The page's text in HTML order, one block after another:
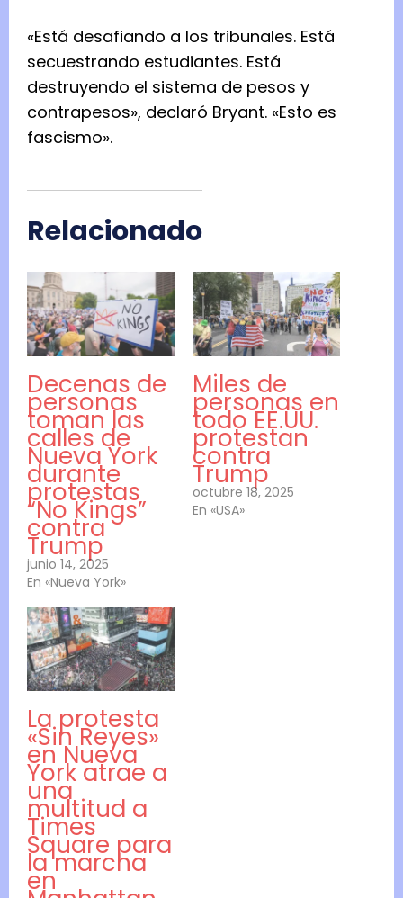
«Está desafiando a los tribunales. Está
secuestrando estudiantes. Está
destruyendo el sistema de pesos y
contrapesos», declaró Bryant. «Esto es
fascismo».
Relacionado
Decenas de
personas
toman las
calles de
Nueva York
durante
protestas
“No Kings”
contra
Trump
junio 14, 2025
En «Nueva York»
Miles de
personas en
todo EE.UU.
protestan
contra
Trump
octubre 18, 2025
En «USA»
La protesta
«Sin Reyes»
en Nueva
York atrae a
una
multitud a
Times
Square para
la marcha
en